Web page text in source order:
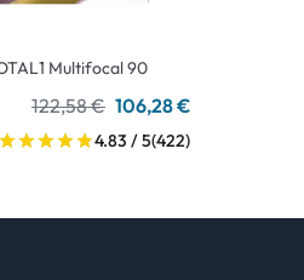
Multifocal 90
122,58 € 106,28 €
4.83 / 5(422)